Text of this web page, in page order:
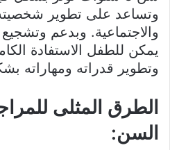
وتساعد على تطوير شخصيته
والاجتماعية. وبدعم وتشجيع
يمكن للطفل الاستفادة
وتطوير قدراته ومهاراته
الطرق المثلى
السن: